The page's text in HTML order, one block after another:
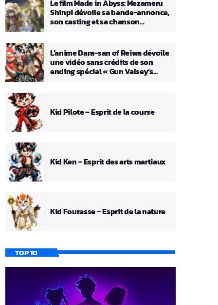
Le film Made in Abyss: Mezameru
Shinpi dévoile sa bande-annonce,
son casting et sa chanson
L’anime Dara-san of Reiwa dévoile
une vidéo sans crédits de son
ending spécial « Gun Valsey’s
Kid Pilote – Esprit de la course
Kid Ken – Esprit des arts martiaux
Kid Fourasse – Esprit de la nature
TOP 10